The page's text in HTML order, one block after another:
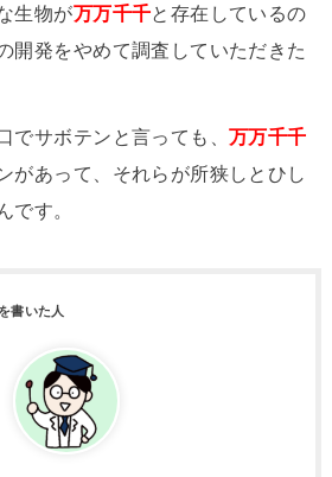
生物が万万千千と存在しているの
開発をやめて調査していただきた
でサボテンと言っても、万万千千
があって、それらが所狭しとひし
です。